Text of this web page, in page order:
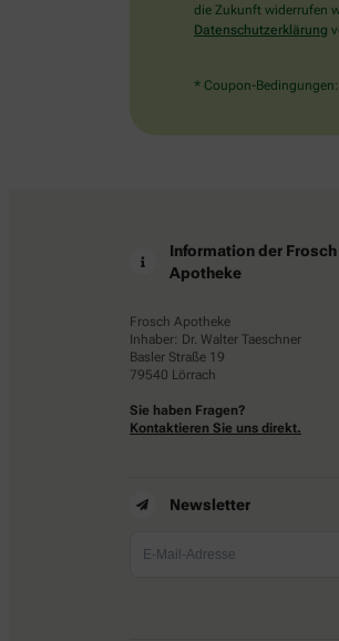
die Zukunft widerrufen
Datenschutzerklärung
* Coupon-
Information der Frosch
Apotheke
Frosch Apotheke
Inhaber: Dr. Walter Taeschner
Basler Straße 19
79540 Lörrach
Sie haben Fragen?
Kontaktieren Sie uns direkt.
Newsletter